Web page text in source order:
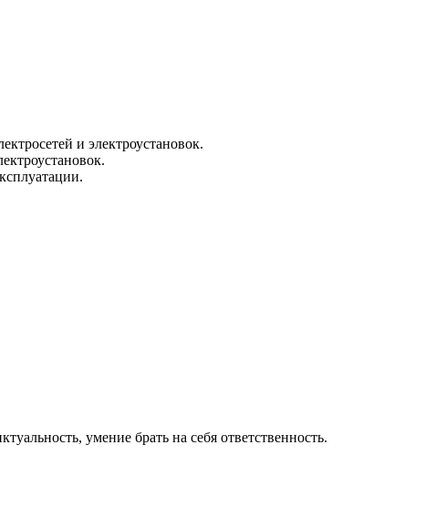
и электроустановок.
умение брать на себя ответственность.